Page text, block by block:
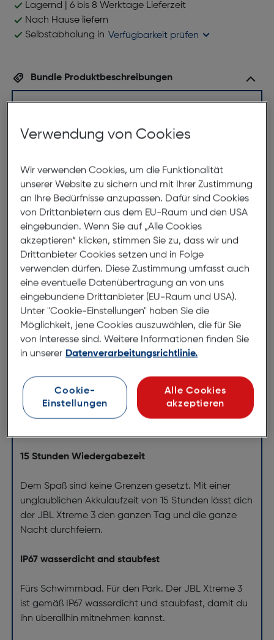
Lagernd | 6 bis 8 Werktage Lieferzeit
Nach Hause liefern
Selbstabholung in Verfügbarkeit prüfen
Bundle Produktbeschreibungen
JBL Xtreme3 Bluetooth
Lautsprecher
ArtNr.: 730190324
Anzahl: 1
Tragbarer wasserdichter
Lautsprecher
Mächtiger Original JBL Pro Sound
15 Stunden Wiedergabezeit
IP67 wasserdicht and staubfest
Mächtiger Original JBL Pro Sound
mühelos einen dynamischen, beeindruckenden
Sound mit tiefen Bässen und großem Detailreichtum.
Deine Musik wird dich mitreißen und begeistern, wo
15 Stunden Wiedergabezeit
Dem Spaß sind keine Grenzen gesetzt. Mit einer
unglaublichen Akkulaufzeit von 15 Stunden lässt dich
der JBL Xtreme 3 den ganzen Tag und die ganze
Nacht durchfeiern.
IP67 wasserdicht and staubfest
Fürs Schwimmbad. Für den Park. Der JBL Xtreme 3
ist gemäß IP67 wasserdicht und staubfest, damit du
ihn überallhin mitnehmen kannst.
Verwendung von Cookies
Wir verwenden Cookies, um die Funktionalität
unserer Website zu sichern und mit Ihrer Zustimmung
an Ihre Bedürfnisse anzupassen. Dafür sind Cookies
von Drittanbietern aus dem EU-Raum und den USA
eingebunden. Wenn Sie auf „Alle Cookies
akzeptieren“ klicken, stimmen Sie zu, dass wir und
Drittanbieter Cookies setzen und in Folge
verwenden dürfen. Diese Zustimmung umfasst auch
eine eventuelle Datenübertragung an von uns
eingebundene Drittanbieter (EU-Raum und USA).
Unter "Cookie-Einstellungen" haben Sie die
Möglichkeit, jene Cookies auszuwählen, die für Sie
von Interesse sind. Weitere Informationen finden Sie
in unserer Datenverarbeitungsrichtlinie.
Cookie-
Einstellungen
Alle Cookies
akzeptieren